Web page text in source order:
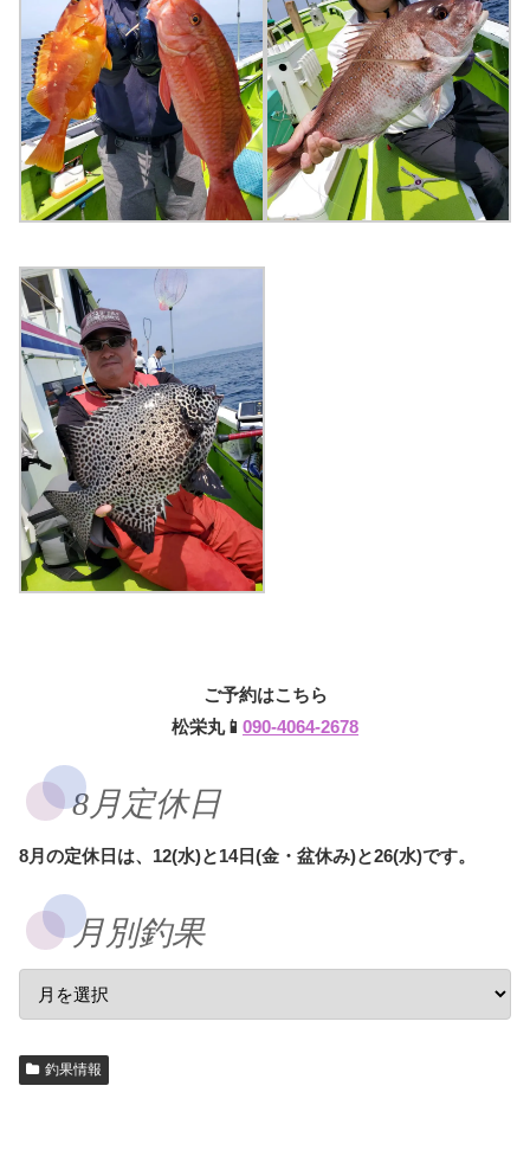
ご予約はこちら
松栄丸📱 090-4064-2678
8月定休日
8月の定休日は、12(水)と14日(金・盆休み)と26(水)です。
月別釣果
釣果情報